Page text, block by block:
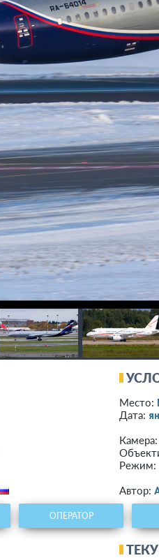
Место:
Дата:
Камера:
Режим:
Автор:
ОПЕРАТОР